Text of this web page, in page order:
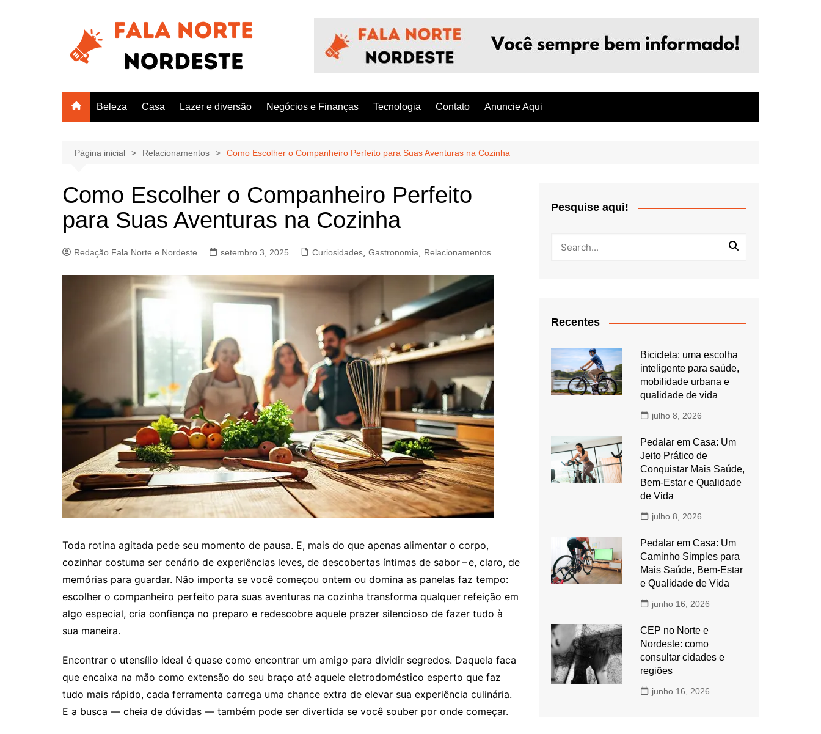
Beleza Casa Lazer e diversão Negócios e Finanças Tecnologia Contato Anuncie Aqui
Página inicial Relacionamentos Como Escolher o Companheiro Perfeito para Suas Aventuras na Cozinha
Como Escolher o Companheiro Perfeito
para Suas Aventuras na Cozinha
Redação Fala Norte e Nordeste setembro 3, 2025 Curiosidades Gastronomia Relacionamentos
Toda rotina agitada pede seu momento de pausa. E, mais do que apenas alimentar o corpo,
cozinhar costuma ser cenário de experiências leves, de descobertas íntimas de sabor – e, claro, de
memórias para guardar. Não importa se você começou ontem ou domina as panelas faz tempo:
escolher o companheiro perfeito para suas aventuras na cozinha transforma qualquer refeição em
algo especial, cria confiança no preparo e redescobre aquele prazer silencioso de fazer tudo à
sua maneira.
Encontrar o utensílio ideal é quase como encontrar um amigo para dividir segredos. Daquela faca
que encaixa na mão como extensão do seu braço até aquele eletrodoméstico esperto que faz
tudo mais rápido, cada ferramenta carrega uma chance extra de elevar sua experiência culinária.
E a busca — cheia de dúvidas — também pode ser divertida se você souber por onde começar.
Pesquise aqui!
Recentes
Bicicleta: uma escolha
inteligente para saúde,
mobilidade urbana e
qualidade de vida
julho 8, 2026
Pedalar em Casa: Um
Jeito Prático de
Conquistar Mais Saúde,
Bem-Estar e Qualidade
de Vida
julho 8, 2026
Pedalar em Casa: Um
Caminho Simples para
Mais Saúde, Bem-Estar
e Qualidade de Vida
junho 16, 2026
CEP no Norte e
Nordeste: como
consultar cidades e
regiões
junho 16, 2026